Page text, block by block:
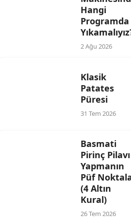
Hangi
Programda
2 Ağu 2026
Klasik
Patates
Püresi
31 Tem 2026
Basmati
Pirinç Pilavı
Yapmanın
Püf
(4 Altın
Kural)
26 Tem 2026